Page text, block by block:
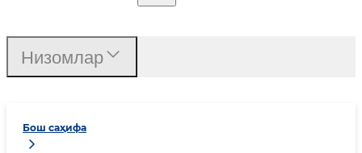
Бош саҳифа
Низомлар